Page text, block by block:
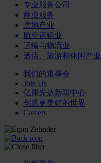
专业服务公司
商业服务
房地产业
航空运输业
运输与物流业
酒店、旅游和休闲产业
我们的董事会
Join Us
亿康先达新闻中心
创造更美好的世界
Careers